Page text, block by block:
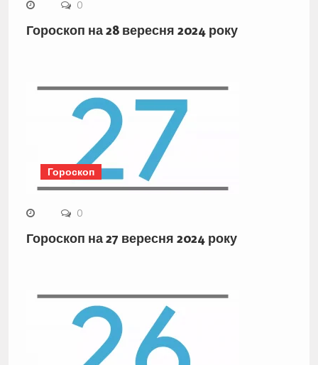
0
Гороскоп на 28 вересня 2024 року
Гороскоп
0
Гороскоп на 27 вересня 2024 року